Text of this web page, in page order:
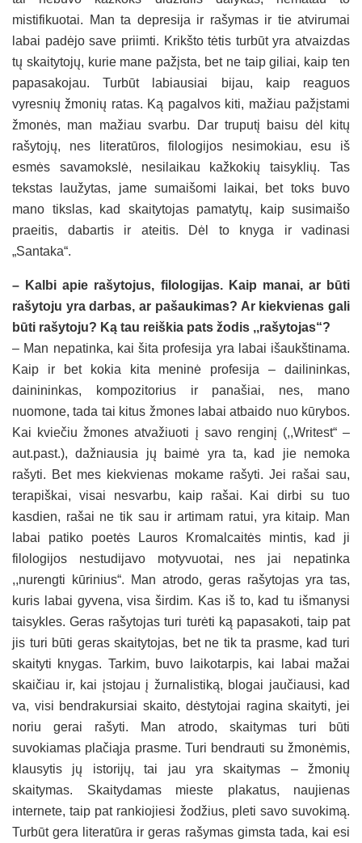
mistifikuotai. Man ta depresija ir rašymas ir tie atvirumai
labai padėjo save priimti. Krikšto tėtis turbūt yra atvaizdas
tų skaitytojų, kurie mane pažįsta, bet ne taip giliai, kaip ten
papasakojau. Turbūt labiausiai bijau, kaip reaguos
vyresnių žmonių ratas. Ką pagalvos kiti, mažiau pažįstami
žmonės, man mažiau svarbu. Dar truputį baisu dėl kitų
rašytojų, nes literatūros, filologijos nesimokiau, esu iš
esmės savamokslė, nesilaikau kažkokių taisyklių. Tas
tekstas laužytas, jame sumaišomi laikai, bet toks buvo
mano tikslas, kad skaitytojas pamatytų, kaip susimaišo
praeitis, dabartis ir ateitis. Dėl to knyga ir vadinasi
„Santaka“.
– Kalbi apie rašytojus, filologijas. Kaip manai, ar būti
rašytoju yra darbas, ar pašaukimas? Ar kiekvienas gali
būti rašytoju? Ką tau reiškia pats žodis ,,rašytojas“?
– Man nepatinka, kai šita profesija yra labai išaukštinama.
Kaip ir bet kokia kita meninė profesija – dailininkas,
dainininkas, kompozitorius ir panašiai, nes, mano
nuomone, tada tai kitus žmones labai atbaido nuo kūrybos.
Kai kviečiu žmones atvažiuoti į savo renginį (,,Writest“ –
aut.past.), dažniausia jų baimė yra ta, kad jie nemoka
rašyti. Bet mes kiekvienas mokame rašyti. Jei rašai sau,
terapiškai, visai nesvarbu, kaip rašai. Kai dirbi su tuo
kasdien, rašai ne tik sau ir artimam ratui, yra kitaip. Man
labai patiko poetės Lauros Kromalcaitės mintis, kad ji
filologijos nestudijavo motyvuotai, nes jai nepatinka
,,nurengti kūrinius“. Man atrodo, geras rašytojas yra tas,
kuris labai gyvena, visa širdim. Kas iš to, kad tu išmanysi
taisykles. Geras rašytojas turi turėti ką papasakoti, taip pat
jis turi būti geras skaitytojas, bet ne tik ta prasme, kad turi
skaityti knygas. Tarkim, buvo laikotarpis, kai labai mažai
skaičiau ir, kai įstojau į žurnalistiką, blogai jaučiausi, kad
va, visi bendrakursiai skaito, dėstytojai ragina skaityti, jei
noriu gerai rašyti. Man atrodo, skaitymas turi būti
suvokiamas plačiąja prasme. Turi bendrauti su žmonėmis,
klausytis jų istorijų, tai jau yra skaitymas – žmonių
skaitymas. Skaitydamas mieste plakatus, naujienas
internete, taip pat rankiojiesi žodžius, pleti savo suvokimą.
Turbūt gera literatūra ir geras rašymas gimsta tada, kai esi